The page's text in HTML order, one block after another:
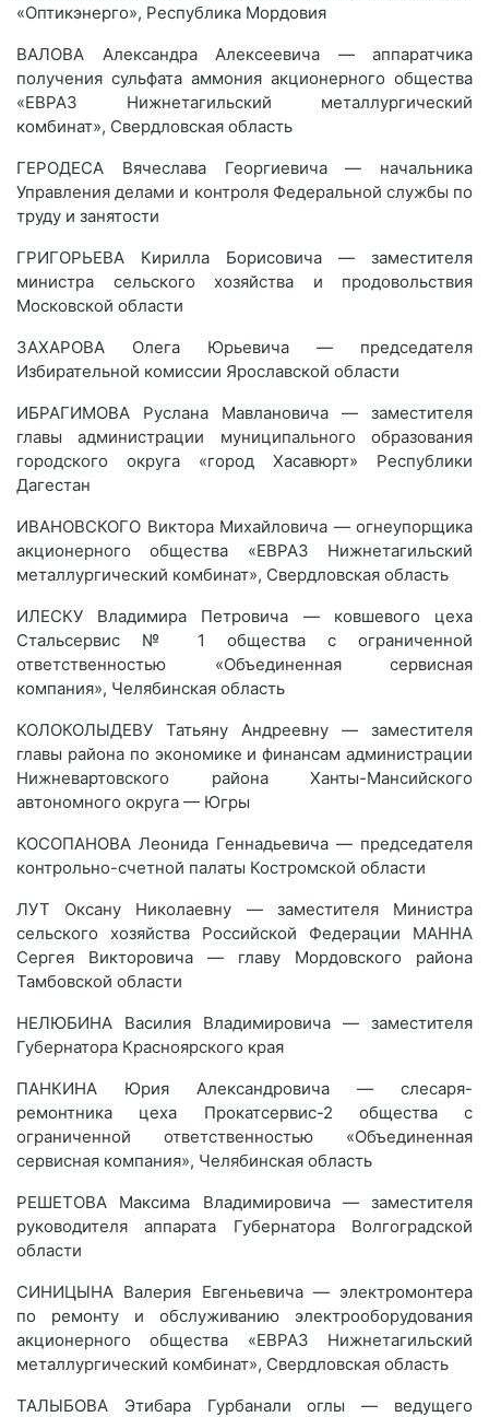
«Оптикэнерго», Республика Мордовия
ВАЛОВА Александра Алексеевича — аппаратчика
получения сульфата аммония акционерного общества
«ЕВРАЗ Нижнетагильский металлургический
комбинат», Свердловская область
ГЕРОДЕСА Вячеслава Георгиевича — начальника
Управления делами и контроля Федеральной службы по
труду и занятости
ГРИГОРЬЕВА Кирилла Борисовича — заместителя
министра сельского хозяйства и продовольствия
Московской области
ЗАХАРОВА Олега Юрьевича — председателя
Избирательной комиссии Ярославской области
ИБРАГИМОВА Руслана Мавлановича — заместителя
главы администрации муниципального образования
городского округа «город Хасавюрт» Республики
Дагестан
ИВАНОВСКОГО Виктора Михайловича — огнеупорщика
акционерного общества «ЕВРАЗ Нижнетагильский
металлургический комбинат», Свердловская область
ИЛЕСКУ Владимира Петровича — ковшевого цеха
Стальсервис № 1 общества с ограниченной
ответственностью «Объединенная сервисная
компания», Челябинская область
КОЛОКОЛЫДЕВУ Татьяну Андреевну — заместителя
главы района по экономике и финансам администрации
Нижневартовского района Ханты-Мансийского
автономного округа — Югры
КОСОПАНОВА Леонида Геннадьевича — председателя
контрольно-счетной палаты Костромской области
ЛУТ Оксану Николаевну — заместителя Министра
сельского хозяйства Российской Федерации МАННА
Сергея Викторовича — главу Мордовского района
Тамбовской области
НЕЛЮБИНА Василия Владимировича — заместителя
Губернатора Красноярского края
ПАНКИНА Юрия Александровича — слесаря-
ремонтника цеха Прокатсервис-2 общества с
ограниченной ответственностью «Объединенная
сервисная компания», Челябинская область
РЕШЕТОВА Максима Владимировича — заместителя
руководителя аппарата Губернатора Волгоградской
области
СИНИЦЫНА Валерия Евгеньевича — электромонтера
по ремонту и обслуживанию электрооборудования
акционерного общества «ЕВРАЗ Нижнетагильский
металлургический комбинат», Свердловская область
ТАЛЫБОВА Этибара Гурбанали оглы — ведущего